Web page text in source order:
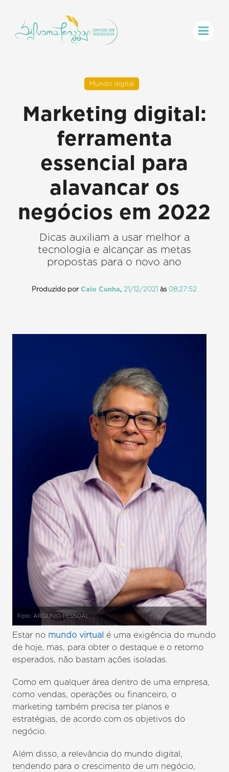
Mundo digital
Marketing digital:
ferramenta
essencial para
alavancar os
negócios em 2022
Dicas auxiliam a usar melhor a
tecnologia e alcançar as metas
propostas para o novo ano
Produzido porCaio Cunha, 21/12/2021 às 08:27:52
Foto: ARQUIVO PESSOAL
Estar no mundo virtual é uma exigência do mundo
de hoje, mas, para obter o destaque e o retorno
esperados, não bastam ações isoladas.
Como em qualquer área dentro de uma empresa,
como vendas, operações ou financeiro, o
marketing também precisa ter planos e
estratégias, de acordo com os objetivos do
negócio.
Além disso, a relevância do mundo digital,
tendendo para o crescimento de um negócio,